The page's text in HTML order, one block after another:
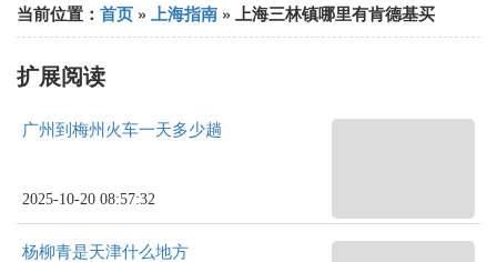
当前位置： 首页 » 上海指南 » 上海三林镇哪里有肯德基买
扩展阅读
广州到梅州火车一天多少趟
2025-10-20 08:57:32
杨柳青是天津什么地方